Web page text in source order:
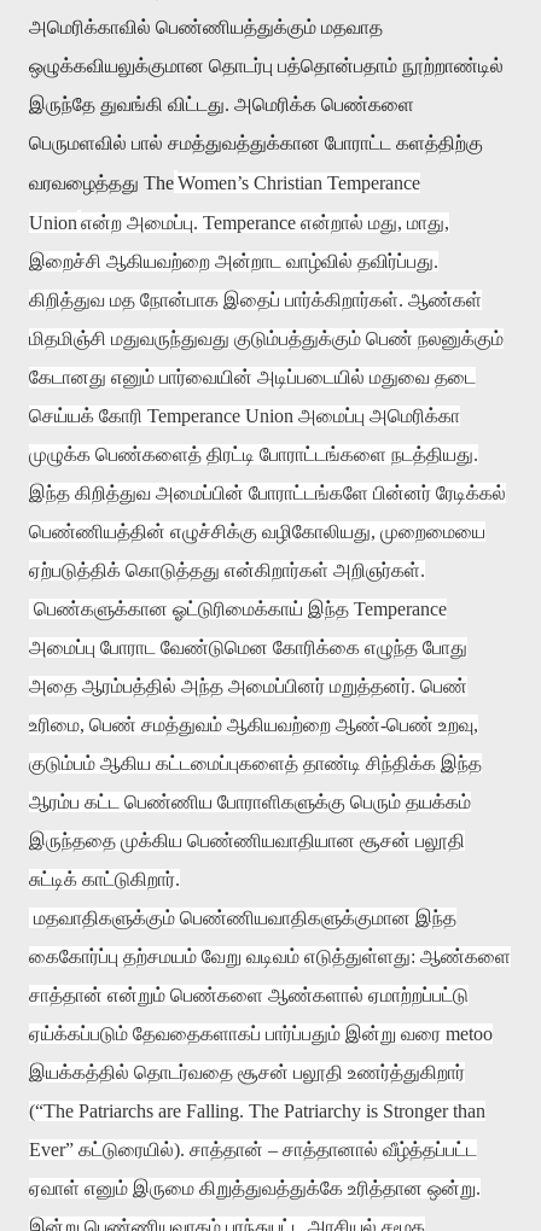
அமெரிக்காவில் பெண்ணியத்துக்கும் மதவாத
ஒழுக்கவியலுக்குமான தொடர்பு பத்தொன்பதாம் நூற்றாண்டில்
இருந்தே துவங்கி விட்டது. அமெரிக்க பெண்களை
பெருமளவில் பால் சமத்துவத்துக்கான போராட்ட களத்திற்கு
வரவழைத்தது TheWomen’s Christian Temperance
Union என்ற அமைப்பு. Temperance என்றால் மது, மாது,
இறைச்சி ஆகியவற்றை அன்றாட வாழ்வில் தவிர்ப்பது.
கிறித்துவ மத நோன்பாக இதைப் பார்க்கிறார்கள். ஆண்கள்
மிதமிஞ்சி மதுவருந்துவது குடும்பத்துக்கும் பெண் நலனுக்கும்
கேடானது எனும் பார்வையின் அடிப்படையில் மதுவை தடை
செய்யக் கோரி Temperance Union அமைப்பு அமெரிக்கா
முழுக்க பெண்களைத் திரட்டி போராட்டங்களை நடத்தியது.
இந்த கிறித்துவ அமைப்பின் போராட்டங்களே பின்னர் ரேடிக்கல்
பெண்ணியத்தின் எழுச்சிக்கு வழிகோலியது, முறைமையை
ஏற்படுத்திக் கொடுத்தது என்கிறார்கள் அறிஞர்கள்.
பெண்களுக்கான ஓட்டுரிமைக்காய் இந்த Temperance
அமைப்பு போராட வேண்டுமென கோரிக்கை எழுந்த போது
அதை ஆரம்பத்தில் அந்த அமைப்பினர் மறுத்தனர். பெண்
உரிமை, பெண் சமத்துவம் ஆகியவற்றை ஆண்-பெண் உறவு,
குடும்பம் ஆகிய கட்டமைப்புகளைத் தாண்டி சிந்திக்க இந்த
ஆரம்ப கட்ட பெண்ணிய போராளிகளுக்கு பெரும் தயக்கம்
இருந்ததை முக்கிய பெண்ணியவாதியான சூசன் பலூதி
சுட்டிக் காட்டுகிறார்.
மதவாதிகளுக்கும் பெண்ணியவாதிகளுக்குமான இந்த
கைகோர்ப்பு தற்சமயம் வேறு வடிவம் எடுத்துள்ளது: ஆண்களை
சாத்தான் என்றும் பெண்களை ஆண்களால் ஏமாற்றப்பட்டு
ஏய்க்கப்படும் தேவதைகளாகப் பார்ப்பதும் இன்று வரை metoo
இயக்கத்தில் தொடர்வதை சூசன் பலூதி உணர்த்துகிறார்
(“The Patriarchs are Falling. The Patriarchy is Stronger than
Ever” கட்டுரையில்). சாத்தான் – சாத்தானால் வீழ்த்தப்பட்ட
ஏவாள் எனும் இருமை கிறுத்துவத்துக்கே உரித்தான ஒன்று.
இன்று பெண்ணியவாதம் பரந்துபட்ட அரசியல் சமூக